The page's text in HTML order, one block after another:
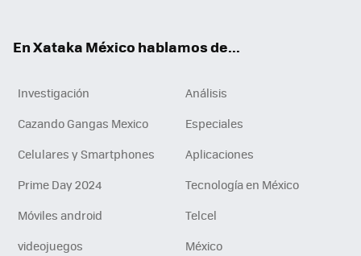
En Xataka México hablamos de...
Investigación
Análisis
Cazando Gangas Mexico
Especiales
Celulares y Smartphones
Aplicaciones
Prime Day 2024
Tecnología en México
Móviles android
Telcel
videojuegos
México